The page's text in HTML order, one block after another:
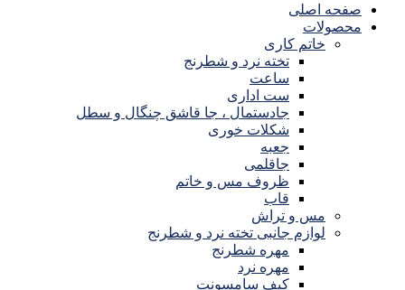
صفحه اصلی
محصولات
خاتم کاری
تخته نرد و شطرنج
ساعت
ست اداری
جادستمال ، جا قاشق چنگال و سطل
شکلات خوری
جعبه
جاقلمی
ظروف مس و خاتم
قاب
مس و تراش
لوازم جانبی تخته نرد و شطرنج
مهره شطرنج
مهره نرد
کیف سامسونت